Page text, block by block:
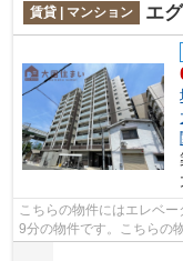
賃貸 | マンション エ
こちらの物件にはエレベ
9分の物件です。こちらの
ているエグゼ難波西Ⅳのご